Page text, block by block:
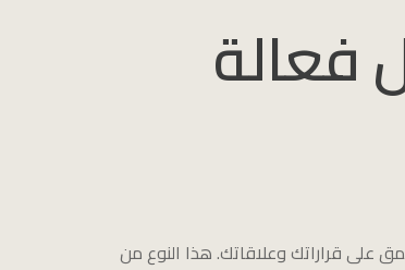
على قراراتك وعلاقاتك. هذا النوع من